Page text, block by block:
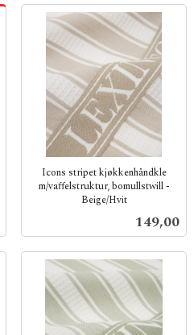
Icons stripet kjøkkenhåndkle
m/vaffelstruktur, bomullstwill -
Beige/Hvit
Pris
149,00